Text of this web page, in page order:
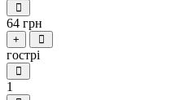
64 грн
+
гострі
1